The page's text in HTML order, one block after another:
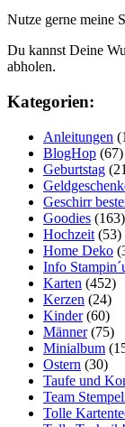
Nutze gerne meine
Du kannst Deine
abholen.
Kategorien:
Anleitungen
BlogHop (67)
Geburtstag
Geschirr
Goodies (163)
Hochzeit (53)
Home Deko
Info
Karten (452)
Kerzen (24)
Kinder(60)
Männer(75)
Minialbum
Ostern (30)
Taufe und
Team
Tolle